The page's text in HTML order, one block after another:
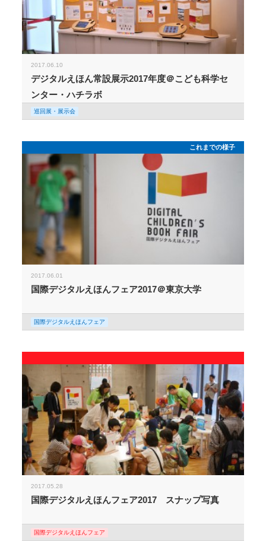
2017.06.10
デジタルえほん常設展示2017年度＠こども科学セ
ンター・ハチラボ
巡回展・展示会
これまでの様子
2017.06.01
国際デジタルえほんフェア2017＠東京大学
国際デジタルえほんフェア
2017.05.28
国際デジタルえほんフェア2017 スナップ写真
国際デジタルえほんフェア